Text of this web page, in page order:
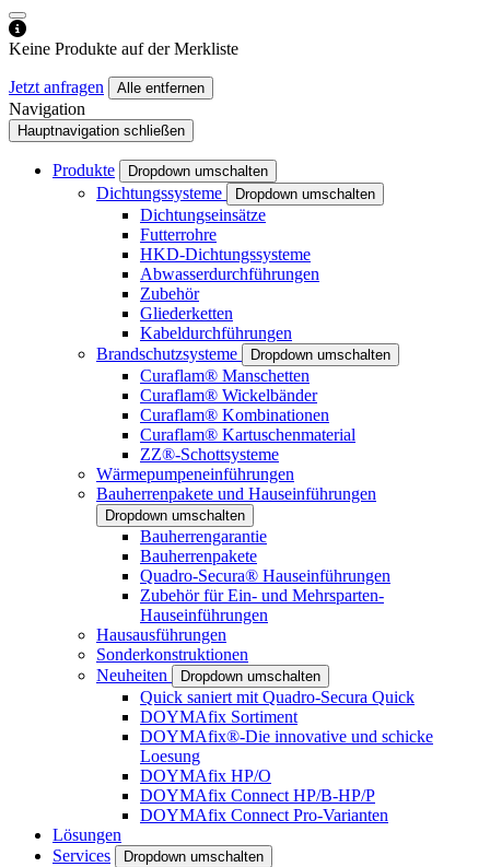
Keine Produkte auf der Merkliste
Jetzt anfragen Alle entfernen
Navigation
Hauptnavigation schließen
Produkte Dropdown umschalten
Dichtungssysteme Dropdown umschalten
Dichtungseinsätze
Futterrohre
HKD-Dichtungssysteme
Abwasserdurchführungen
Zubehör
Gliederketten
Kabeldurchführungen
Brandschutzsysteme
Dropdown umschalten
Curaflam® Manschetten
Curaflam® Wickelbänder
Curaflam® Kombinationen
Curaflam® Kartuschenmaterial
ZZ®-Schottsysteme
Wärmepumpeneinführungen
Bauherrenpakete und Hauseinführungen
Dropdown umschalten
Bauherrengarantie
Bauherrenpakete
Quadro-Secura® Hauseinführungen
Zubehör für Ein- und Mehrsparten-
Hauseinführungen
Hausausführungen
Sonderkonstruktionen
Neuheiten
Dropdown umschalten
Quick saniert mit Quadro-Secura Quick
DOYMAfix Sortiment
DOYMAfix®-Die innovative und schicke
Loesung
DOYMAfix HP/O
DOYMAfix Connect HP/B-HP/P
DOYMAfix Connect Pro-Varianten
Lösungen
Services
Dropdown umschalten